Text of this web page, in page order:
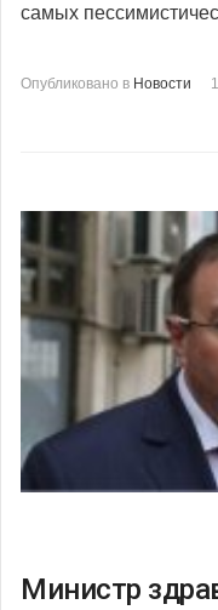
самых
Опубликовано в Новости
Министр